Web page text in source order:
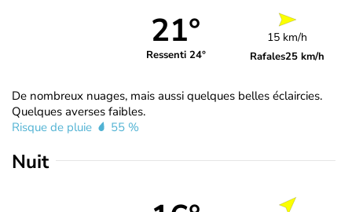
21°
Ressenti 24°
15 km/h
Rafales25 km/h
De nombreux nuages, mais aussi quelques belles éclaircies.
Quelques averses faibles.
Risque de pluie
55 %
Nuit